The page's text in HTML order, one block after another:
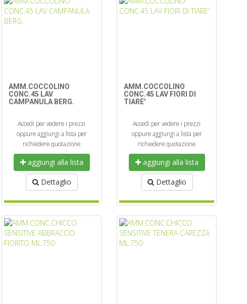
AMM.COCCOLINO
CONC.45 LAV
CAMPANULA BERG.
Accedi per vedere i prezzi
oppure aggiungi a lista per
richiedere quotazione
aggiungi alla lista
Dettaglio
AMM.COCCOLINO
CONC.45 LAV FIORI DI
TIARE'
Accedi per vedere i prezzi
oppure aggiungi a lista per
richiedere quotazione
aggiungi alla lista
Dettaglio